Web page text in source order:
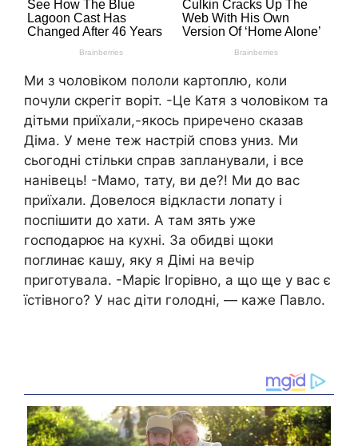
Ми з чоловіком пололи картоплю, коли
почули скрегіт воріт. -Це Катя з чоловіком та
дітьми приїхали,-якось приречено сказав
Діма. У мене теж настрій сповз униз. Ми
сьогодні стільки справ запланували, і все
нанівець! -Мамо, тату, ви де?! Ми до вас
приїхали. Довелося відкласти лопату і
поспішити до хати. А там зять уже
господарює на кухні. За обидві щоки
поглинає кашу, яку я Дімі на вечір
приготувала. -Маріє Ігорівно, а що ще у вас є
їстівного? У нас діти голодні, — каже Павло.